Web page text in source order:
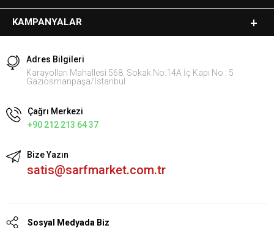
KAMPANYALAR
Adres Bilgileri
Karayolları Mahallesi 568. Sokak No:14A İç Kapı No : 5
Gaziosmanpaşa/İstanbul
Çağrı Merkezi
+90 212 213 64 37
Bize Yazın
satis@sarfmarket.com.tr
Sosyal Medyada Biz